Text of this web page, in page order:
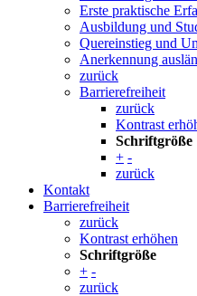
Erste praktische
Ausbildung und
Quereinstieg und
Anerkennung
zurück
Barrierefreiheit
zurück
Kontrast
Schriftgröße
+ -
zurück
Kontakt
Barrierefreiheit
zurück
Kontrast erhöhen
Schriftgröße
+ -
zurück